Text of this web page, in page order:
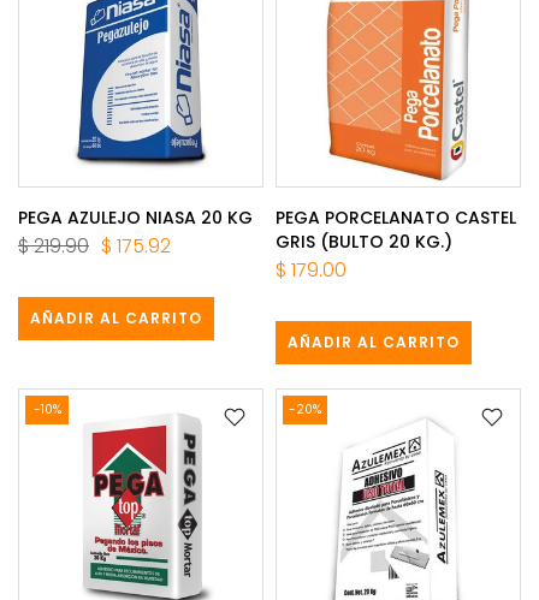
PEGA AZULEJO NIASA 20 KG
$ 219.90 $ 175.92
AÑADIR AL CARRITO
PEGA PORCELANATO CASTEL
GRIS (BULTO 20 KG.)
$ 179.00
AÑADIR AL CARRITO
-10% -20%